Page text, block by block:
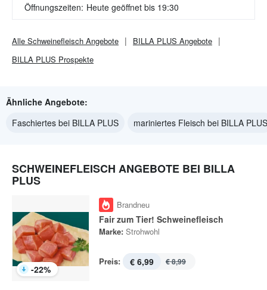
Öffnungszeiten: Heute geöffnet bis 19:30
Alle Schweinefleisch Angebote BILLA PLUS Angebote
BILLA PLUS Prospekte
Ähnliche Angebote:
Faschiertes bei BILLA PLUS
mariniertes Fleisch bei BILLA PLUS
SCHWEINEFLEISCH ANGEBOTE BEI BILLA
PLUS
-22%
Brandneu
Fair zum Tier! Schweinefleisch
Marke: Strohwohl
Preis: € 6,99 € 8,99